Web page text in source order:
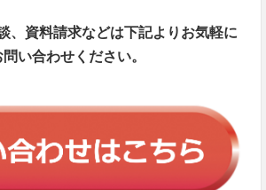
、資料請求などは下記よりお気軽に
問い合わせください。